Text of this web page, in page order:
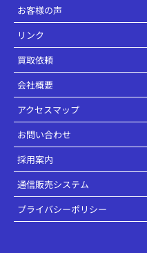
お客様の声
リンク
買取依頼
会社概要
アクセスマップ
お問い合わせ
採用案内
通信販売システム
プライバシーポリシー